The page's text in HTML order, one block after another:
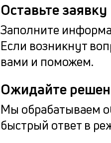
Оставьте заявку
Заполните
Если возникнут
вами и поможем.
Ожидайте
Мы обрабатываем
быстрый ответ в